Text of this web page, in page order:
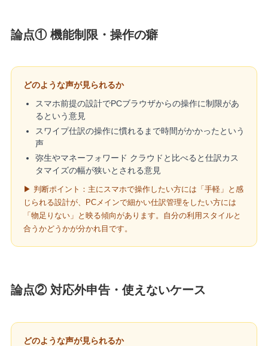
論点① 機能制限・操作の癖
どのような声が見られるか
スマホ前提の設計でPCブラウザからの操作に制限があ
るという意見
スワイプ仕訳の操作に慣れるまで時間がかかったという
声
弥生やマネーフォワード クラウドと比べると仕訳カス
タマイズの幅が狭いとされる意見
▶ 判断ポイント：主にスマホで操作したい方には「手軽」と感
じられる設計が、PCメインで細かい仕訳管理をしたい方には
「物足りない」と映る傾向があります。自分の利用スタイルと
合うかどうかが分かれ目です。
論点② 対応外申告・使えないケース
どのような声が見られるか